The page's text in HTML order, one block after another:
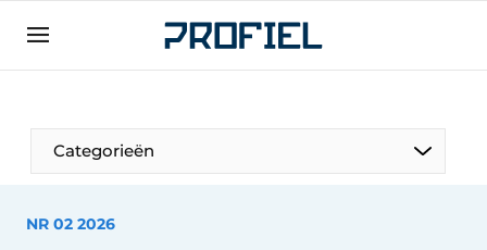
Aanmelden
Bedrijven
Contact
Direct contact
Categorieën
NR 02 2026